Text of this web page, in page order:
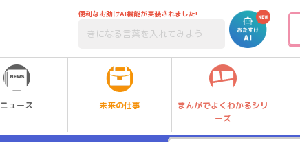
便利なお助けAI機能が実装されました!
ニュース 未来の仕事
まんがでよくわかるシリ
ーズ